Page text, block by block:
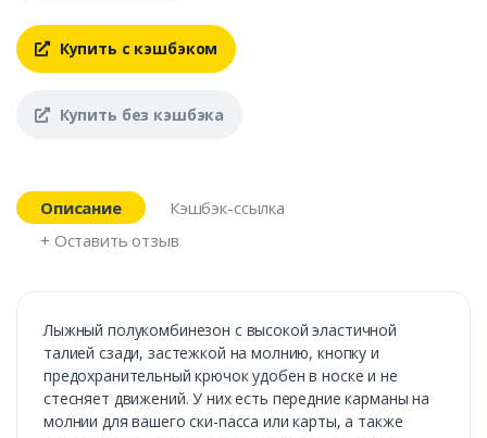
Купить с кэшбэком
Купить без кэшбэка
Описание
Кэшбэк-ссылка
+ Оставить отзыв
Лыжный полукомбинезон с высокой эластичной
талией сзади, застежкой на молнию, кнопку и
предохранительный крючок удобен в носке и не
стесняет движений. У них есть передние карманы на
молнии для вашего ски-пасса или карты, а также